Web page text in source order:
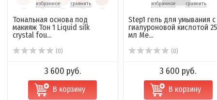
избранное сравнить
Тональная основа под
макияж Тон 1 Liquid silk
crystal fou...
(0)
3 600 руб.
В корзину
избранное сравнить
Step1 гель для умывания с
гиалуроновой кислотой
мл Me...
(0)
3 600 руб.
В корзину